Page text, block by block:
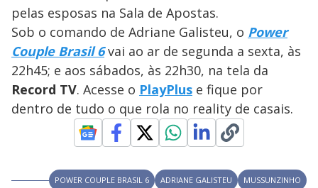
y
V
i
d
M
u
d
o
pelas esposas na Sala de Apostas.
Sob o comando de Adriane Galisteu, o Power
Couple Brasil 6vai ao ar de segunda a sexta, às
22h45; e aos sábados, às 22h30, na tela da
Record TV. Acesse o PlayPlus e fique por
dentro de tudo o que rola no reality de casais.
POWER COUPLE BRASIL 6 ADRIANE GALISTEU
MUSSUNZINHO